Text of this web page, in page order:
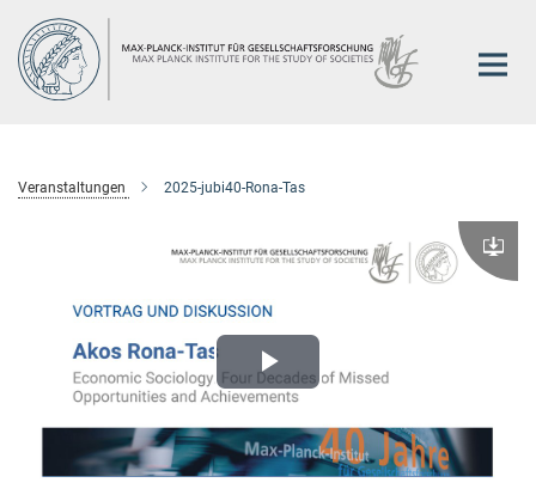
Hauptinhalt
Veranstaltungen 2025-jubi40-Rona-Tas
Play
Video